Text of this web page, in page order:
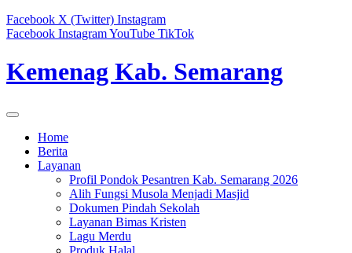
Facebook X (Twitter) Instagram
Facebook InstagramYouTube TikTok
Kemenag Kab. Semarang
Home
Berita
Layanan
Profil Pondok Pesantren Kab. Semarang 2026
Alih Fungsi Musola Menjadi Masjid
Dokumen Pindah Sekolah
Layanan Bimas Kristen
Lagu Merdu
Produk Halal